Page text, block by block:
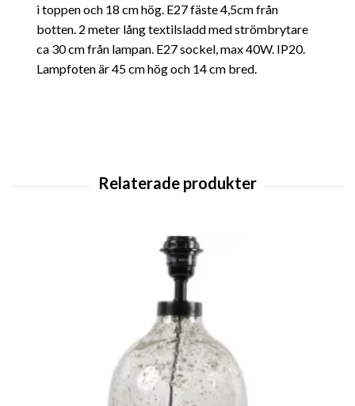
i toppen och 18 cm hög. E27 fäste 4,5cm från
botten. 2 meter lång textilsladd med strömbrytare
ca 30 cm från lampan. E27 sockel, max 40W. IP20.
Lampfoten är 45 cm hög och 14 cm bred.